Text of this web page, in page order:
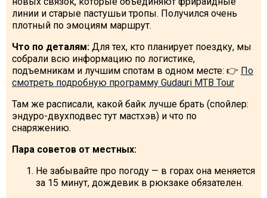
линии и старые пастушьи тропы. Получился очень
плотный по эмоциям маршрут.
Что по деталям: Для тех, кто планирует поездку, мы
собрали всю информацию по логистике,
подъемникам и лучшим спотам в одном месте: 👉 По
смотреть подробную программу Gudauri MTB Tour
Там же расписали, какой байк лучше брать (спойлер:
эндуро-двухподвес тут мастхэв) и что по
снаряжению.
Пара советов от местных:
Не забывайте про погоду — в горах она меняется
за 15 минут, дождевик в рюкзаке обязателен.
Другое
О Грузии
Визы и Документы
Деньги
Мобильная связь
Галерея
Отчеты
Безопасность